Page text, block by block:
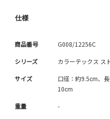
仕様
商品番号 G008/12256C
シリーズ カラーテックス ス
サイズ
口径：約9.5cm、
10cm
重量 -